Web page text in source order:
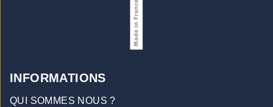
INFORMATIONS
QUI SOMMES NOUS ?